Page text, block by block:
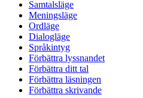
Samtalsläge
Meningsläge
Ordläge
Dialogläge
Språkintyg
Förbättra lyssnandet
Förbättra ditt tal
Förbättra läsningen
Förbättra skrivande